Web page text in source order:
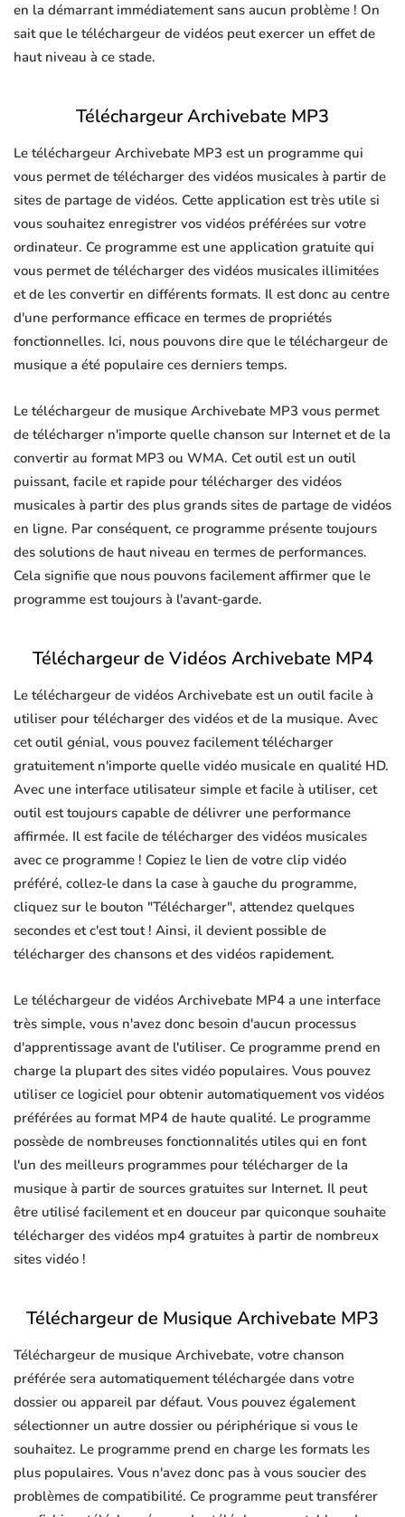
en la démarrant immédiatement sans aucun problème ! On
sait que le téléchargeur de vidéos peut exercer un effet de
haut niveau à ce stade.
Téléchargeur Archivebate MP3
Le téléchargeur Archivebate MP3 est un programme qui
vous permet de télécharger des vidéos musicales à partir de
sites de partage de vidéos. Cette application est très utile si
vous souhaitez enregistrer vos vidéos préférées sur votre
ordinateur. Ce programme est une application gratuite qui
vous permet de télécharger des vidéos musicales illimitées
et de les convertir en différents formats. Il est donc au centre
d'une performance efficace en termes de propriétés
fonctionnelles. Ici, nous pouvons dire que le téléchargeur de
musique a été populaire ces derniers temps.
Le téléchargeur de musique Archivebate MP3 vous permet
de télécharger n'importe quelle chanson sur Internet et de la
convertir au format MP3 ou WMA. Cet outil est un outil
puissant, facile et rapide pour télécharger des vidéos
musicales à partir des plus grands sites de partage de vidéos
en ligne. Par conséquent, ce programme présente toujours
des solutions de haut niveau en termes de performances.
Cela signifie que nous pouvons facilement affirmer que le
programme est toujours à l'avant-garde.
Téléchargeur de Vidéos Archivebate MP4
Le téléchargeur de vidéos Archivebate est un outil facile à
utiliser pour télécharger des vidéos et de la musique. Avec
cet outil génial, vous pouvez facilement télécharger
gratuitement n'importe quelle vidéo musicale en qualité HD.
Avec une interface utilisateur simple et facile à utiliser, cet
outil est toujours capable de délivrer une performance
affirmée. Il est facile de télécharger des vidéos musicales
avec ce programme ! Copiez le lien de votre clip vidéo
préféré, collez-le dans la case à gauche du programme,
cliquez sur le bouton "Télécharger", attendez quelques
secondes et c'est tout ! Ainsi, il devient possible de
télécharger des chansons et des vidéos rapidement.
Le téléchargeur de vidéos Archivebate MP4 a une interface
très simple, vous n'avez donc besoin d'aucun processus
d'apprentissage avant de l'utiliser. Ce programme prend en
charge la plupart des sites vidéo populaires. Vous pouvez
utiliser ce logiciel pour obtenir automatiquement vos vidéos
préférées au format MP4 de haute qualité. Le programme
possède de nombreuses fonctionnalités utiles qui en font
l'un des meilleurs programmes pour télécharger de la
musique à partir de sources gratuites sur Internet. Il peut
être utilisé facilement et en douceur par quiconque souhaite
télécharger des vidéos mp4 gratuites à partir de nombreux
sites vidéo !
Téléchargeur de Musique Archivebate MP3
Téléchargeur de musique Archivebate, votre chanson
préférée sera automatiquement téléchargée dans votre
dossier ou appareil par défaut. Vous pouvez également
sélectionner un autre dossier ou périphérique si vous le
souhaitez. Le programme prend en charge les formats les
plus populaires. Vous n'avez donc pas à vous soucier des
problèmes de compatibilité. Ce programme peut transférer